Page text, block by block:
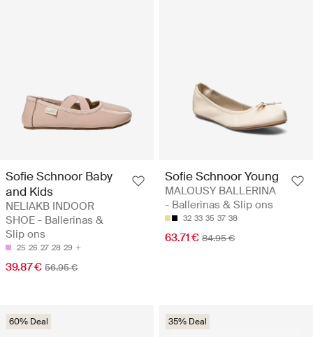
Sofie Schnoor Baby
and Kids
NELIAKB INDOOR
SHOE - Ballerinas &
Slip ons
25 26 27 28 29
39.87 € 56.95 €
Sofie Schnoor Young
MALOUSY BALLERINA
- Ballerinas & Slip ons
32 33 35 37 38
63.71 € 84.95 €
60% Deal 35% Deal